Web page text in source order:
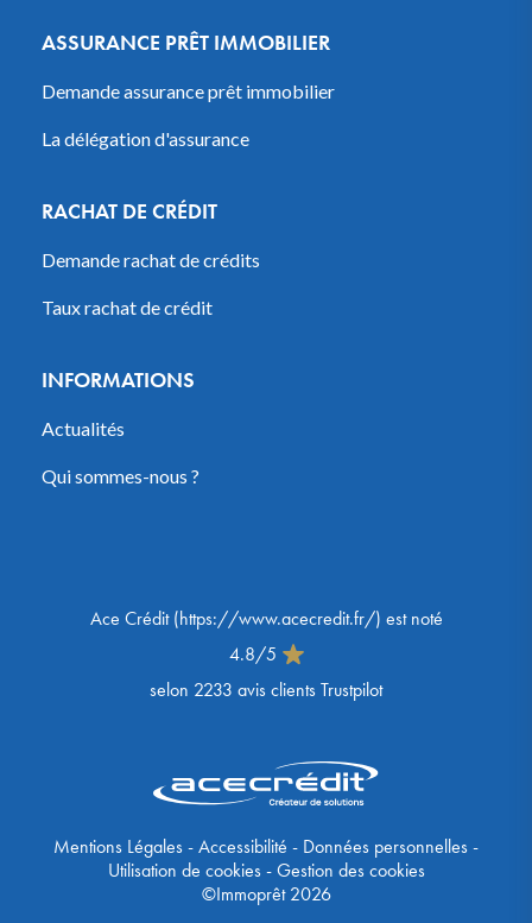
ASSURANCE PRÊT IMMOBILIER
Demande assurance prêt immobilier
La délégation d'assurance
RACHAT DE CRÉDIT
Demande rachat de crédits
Taux rachat de crédit
INFORMATIONS
Actualités
Qui sommes-nous ?
Ace Crédit(https://www.acecredit.fr/) est noté
4.8/5
selon 2233 avis clients Trustpilot
Mentions Légales-Accessibilité - Données personnelles-
Utilisation de cookies-Gestion des cookies
©Immoprêt 2026